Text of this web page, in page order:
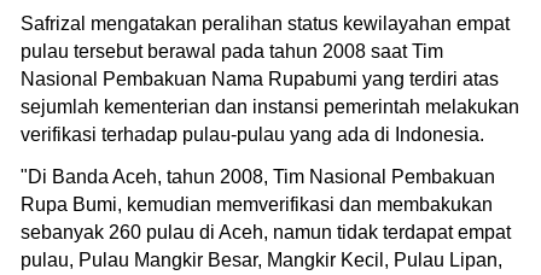
Safrizal mengatakan peralihan status kewilayahan empat
pulau tersebut berawal pada tahun 2008 saat Tim
Nasional Pembakuan Nama Rupabumi yang terdiri atas
sejumlah kementerian dan instansi pemerintah melakukan
verifikasi terhadap pulau-pulau yang ada di Indonesia.
"Di Banda Aceh, tahun 2008, Tim Nasional Pembakuan
Rupa Bumi, kemudian memverifikasi dan membakukan
sebanyak 260 pulau di Aceh, namun tidak terdapat empat
pulau, Pulau Mangkir Besar, Mangkir Kecil, Pulau Lipan,